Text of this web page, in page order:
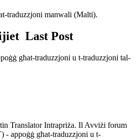
traduzzjoni manwali (Malti).
Last Post
għat-traduzzjoni u t-traduzzjoni tal-
Translator Intrapriża. Il Avviżi forum
- appoġġ għat-traduzzjoni u t-